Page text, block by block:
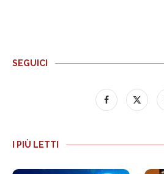
SEGUICI
I PIÙ LETTI